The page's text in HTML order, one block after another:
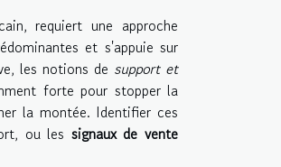
requiert une approche
et s'appuie sur
les notions de support et
forte pour stopper la
la montée. Identifier ces
ou les signaux de vente